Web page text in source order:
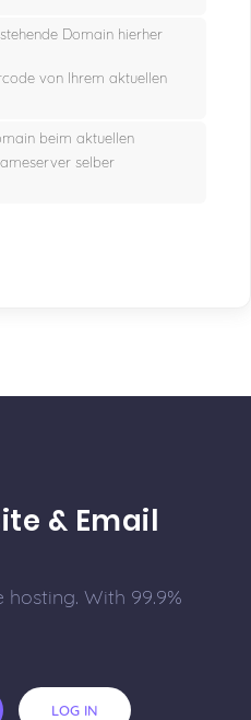
Domain hierher
von Ihrem aktuellen
beim aktuellen
selber
& Email
With 99.9%
LOG IN